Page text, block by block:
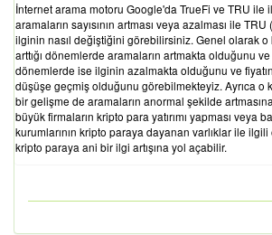
İnternet arama motoru Google'da TrueFi ve TRU ile
aramaların sayısının artması veya azalması ile
ilginin nasıl değiştiğini görebilirsiniz. Genel olarak o
arttığı dönemlerde aramaların artmakta olduğunu ve
dönemlerde ise ilginin azalmakta olduğunu ve
düşüşe geçmiş olduğunu görebilmekteyiz. Ayrıca o
bir gelişme de aramaların anormal şekilde
büyük firmaların kripto para yatırımı yapması veya
kurumlarının kripto paraya dayanan varlıklar ile
kripto paraya ani bir ilgi artışına yol açabilir.